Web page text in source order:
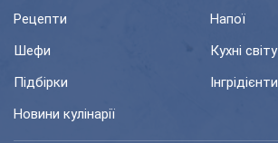
Рецепти
Напої
Шефи
Кухні світу
Підбірки
Інгрідієнти
Новини кулінарії